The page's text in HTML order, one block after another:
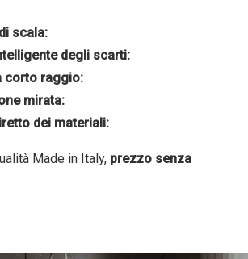
scala:
degli scarti:
corto raggio:
mirata:
dei materiali:
Made in Italy, prezzo senza